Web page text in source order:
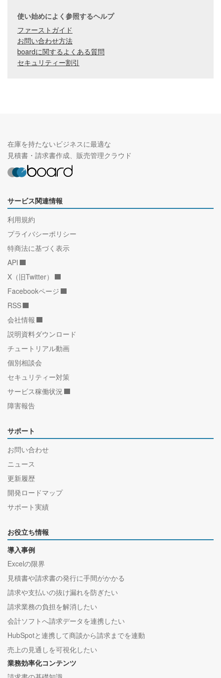
使い始めによく参照するヘルプ
ファーストガイド
お問い合わせ方法
boardに関するよくある質問
セキュリティー割引
在庫を持たないビジネスに最適な
見積書・請求書作成、販売管理クラウド
サービス関連情報
利用規約
プライバシーポリシー
特商法に基づく表示
API
X（旧Twitter）
Facebookページ
RSS
会社情報
説明資料ダウンロード
チュートリアル動画
個別相談会
セキュリティー対策
サービス稼働状況
障害報告
サポート
お問い合わせ
ニュース
更新履歴
開発ロードマップ
サポート実績
お役立ち情報
導入事例
Excelの限界
見積書や請求書の発行に手間がかかる
請求や支払いの抜け漏れを防ぎたい
請求業務の負担を解消したい
会計ソフトへ請求データを連携したい
HubSpotと連携して商談から請求までを連動
売上の見通しを可視化したい
業務効率化コンテンツ